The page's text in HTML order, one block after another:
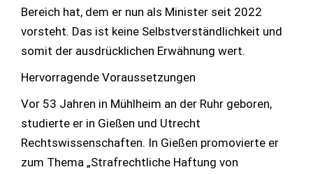
Bereich hat, dem er nun als Minister seit 2022
vorsteht. Das ist keine Selbstverständlichkeit und
somit der ausdrücklichen Erwähnung wert.
Hervorragende Voraussetzungen
Vor 53 Jahren in Mühlheim an der Ruhr geboren,
studierte er in Gießen und Utrecht
Rechtswissenschaften. In Gießen promovierte er
zum Thema „Strafrechtliche Haftung von